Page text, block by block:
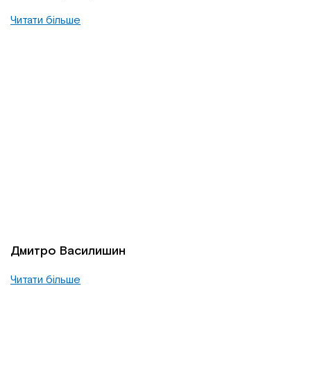
Читати більше
Дмитро Василишин
Читати більше